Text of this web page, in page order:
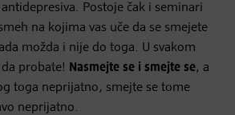
Postoje čak i seminari
na kojima vas uče da se smejete
možda i nije do toga. U svakom
probate! Nasmejte se i smejte se, a
toga neprijatno, smejte se tome
neprijatno.